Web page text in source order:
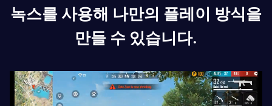
녹스를 사용해 나만의 플레이 방식을
만들 수 있습니다.